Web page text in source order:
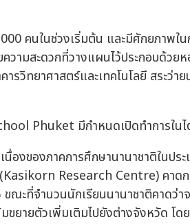
คนในช่วงเริ่มต้น และมีศักยภาพใ
วามสะดวกที่วางแผนไว้ประกอบด้ว
รวิทยาศาสตร์และเทคโนโลยี สระว่า
Phuket มีกำหนดเปิดทำการในไ
องของภาคการศึกษานานาชาติในประ
Research Centre) คาด
ขณะที่จำนวนนักเรียนนานาชาติคาดว่
ขยายตัวเพิ่มเติมไปยังต่างจังหวัด โด